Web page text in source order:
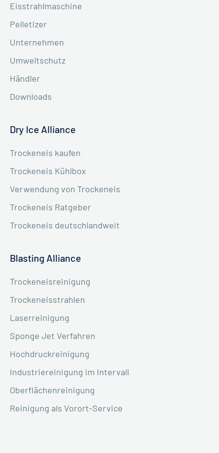
Eisstrahlmaschine
Pelletizer
Unternehmen
Umweltschutz
Händler
Downloads
Dry Ice Alliance
Trockeneis kaufen
Trockeneis Kühlbox
Verwendung von Trockeneis
Trockeneis Ratgeber
Trockeneis deutschlandweit
Blasting Alliance
Trockeneisreinigung
Trockeneisstrahlen
Laserreinigung
Sponge Jet Verfahren
Hochdruckreinigung
Industriereinigung im Intervall
Oberflächenreinigung
Reinigung als Vorort-Service